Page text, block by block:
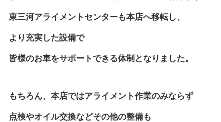
東三河アライメントセンターも本店へ移転し、
より充実した設備で
皆様のお車をサポートできる体制となりました。
もちろん、本店ではアライメント作業のみならず
点検やオイル交換などその他の整備も